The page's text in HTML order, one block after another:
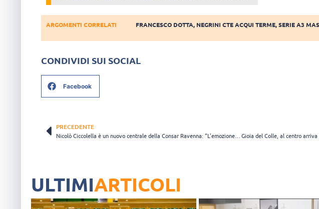
ARGOMENTI CORRELATI FRANCESCO DOTTA, NEGRINI CTE ACQUI TERME,SERIE A3
CONDIVIDI SUI SOCIAL
Facebook
PRECEDENTE
Nicolò Ciccolella è un nuovo centrale della Consar Ravenna: “L’emozione è tanta”
ULTIMIARTICOLI